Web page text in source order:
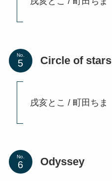
No. Circle of stars
戌亥とこ / 町田ちま
No. Odyssey